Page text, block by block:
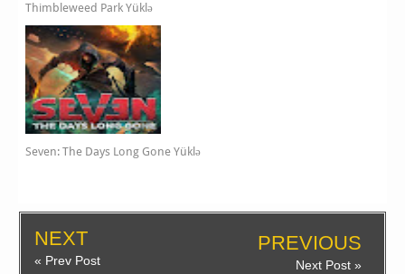
Thimbleweed Park Yüklə
Seven: The Days Long Gone Yüklə
NEXT
« Prev Post
PREVIOUS
Next Post »